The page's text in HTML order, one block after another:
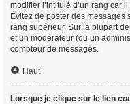
modifier l’intitulé d’un rang car
Évitez de poster des messages
rang supérieur. Sur la plupart
et un modérateur (ou un
compteur de messages.
Haut
Lorsque je clique sur le lien